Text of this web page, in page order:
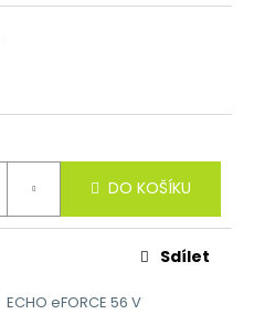
DO KOŠÍKU
ECHO eFORCE 56 V
Sdílet